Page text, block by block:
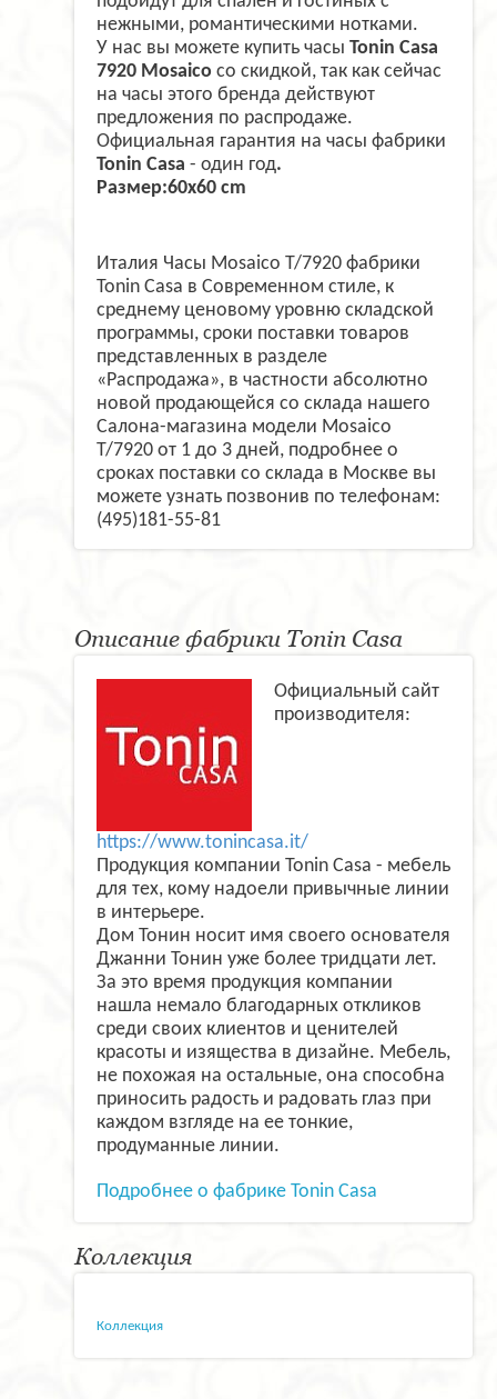
нежными, романтическими нотками.
У нас вы можете купить часы Tonin Casa
7920 Mosaico со скидкой, так как сейчас
на часы этого бренда действуют
предложения по распродаже.
Официальная гарантия на часы фабрики
Tonin Casa - один год.
Размер:60x60 cm
Италия Часы Mosaico T/7920 фабрики
Tonin Casa в Современном стиле, к
среднему ценовому уровню складской
программы, сроки поставки товаров
представленных в разделе
«Распродажа», в частности абсолютно
новой продающейся со склада нашего
Салона-магазина модели Mosaico
T/7920 от 1 до 3 дней, подробнее о
сроках поставки со склада в Москве вы
можете узнать позвонив по телефонам:
(495)181-55-81
Описание фабрики Tonin Casa
Официальный сайт
производителя:
https://www.tonincasa.it/
Продукция компании Tonin Casa - мебель
для тех, кому надоели привычные линии
в интерьере.
Дом Тонин носит имя своего основателя
Джанни Тонин уже более тридцати лет.
За это время продукция компании
нашла немало благодарных откликов
среди своих клиентов и ценителей
красоты и изящества в дизайне. Мебель,
не похожая на остальные, она способна
приносить радость и радовать глаз при
каждом взгляде на ее тонкие,
продуманные линии.
Подробнее о фабрике Tonin Casa
Коллекция
Коллекция